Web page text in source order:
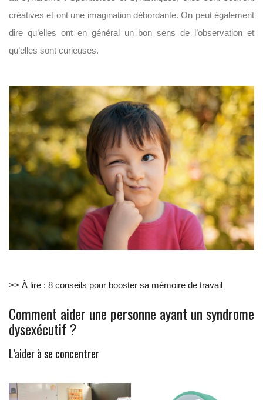
créatives et ont une imagination débordante. On peut également
dire qu’elles ont en général un bon sens de l’observation et
qu’elles sont curieuses.
>> À lire : 8 conseils pour booster sa mémoire de travail
Comment aider une personne ayant un syndrome
dysexécutif ?
L’aider à se concentrer